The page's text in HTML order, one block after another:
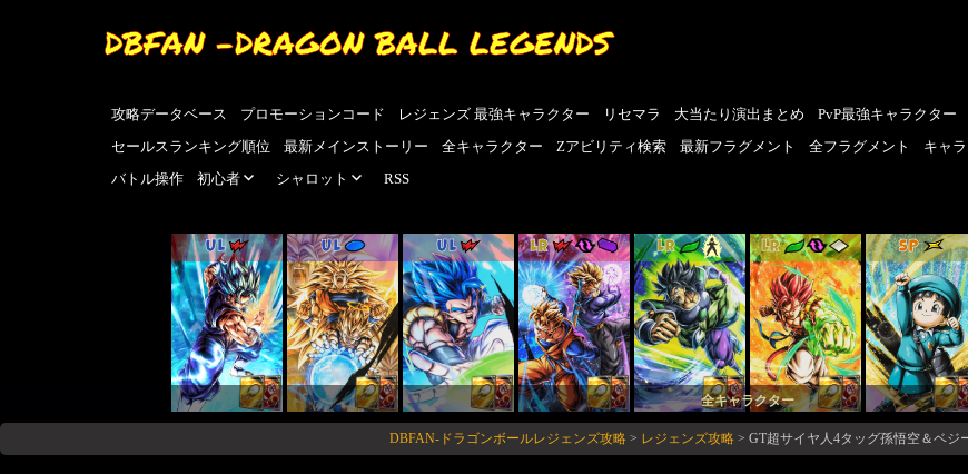
DBFAN -DRAGON BALL LEGENDS
攻略データベース プロモーションコード レジェンズ 最強キャラクター リセマラ 大当たり演出まとめ PvP最強キャラクター
セールスランキング順位
最新メインストーリー 全キャラクター Zアビリティ検索 最新フラグメント 全フラグメント キャ
バトル操作
初心者 シャロット RSS
UL UL UL LR LR LR SP
全キャラクター
DBFAN-ドラゴンボールレジェンズ攻略> レジェンズ攻略> GT超サイヤ人4タッグ孫悟空＆ベジ